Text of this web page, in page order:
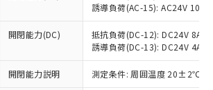
誘導負荷(AC-15): AC24V
開閉能力(DC)
抵抗負荷(DC-12): DC24V 8A/
誘導負荷(DC-13): DC24V 4A/
開閉能力説明 測定条件: 周囲温度 20±2℃、
件をお読みいただき、同意のうえ
さい。
ービスは、当社制御機器事業取扱
の当社在庫状況および標準価格
抜)を提供させていただくもので
なし：EU RoHS指令（10物質）の
非対応の商品で、対応品を出す予
せん。
認中：EU RoHS指令（10物質）の
対応状況を調査中または確認中の